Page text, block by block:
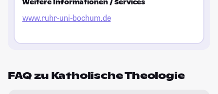
Weitere Informationen / Services
www.ruhr-uni-bochum.de
FAQ zu Katholische Theologie